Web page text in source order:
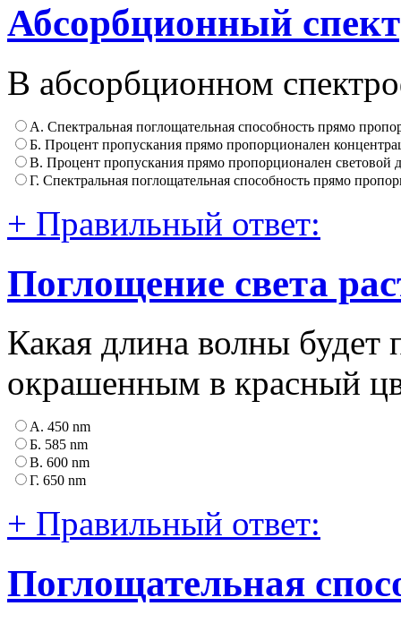
Абсорбционный
В абсорбционном
А. Спектральная поглощательная способность прямо
Б. Процент пропускания прямо пропорционален
В. Процент пропускания прямо пропорционален световой
Г. Спектральная поглощательная способность прямо
+ Правильный ответ:
Поглощение света
Какая длина волны будет
окрашенным в красный
А. 450 nm
Б. 585 nm
B. 600 nm
Г. 650 nm
+ Правильный ответ:
Поглощательная